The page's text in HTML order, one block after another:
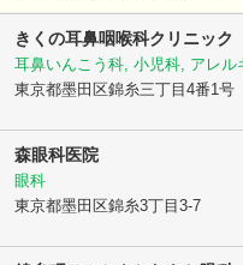
きくの耳鼻咽喉科クリニック
耳鼻いんこう科, 小児科, アレル
東京都墨田区錦糸三丁目4番1号
森眼科医院
眼科
東京都墨田区錦糸3丁目3-7